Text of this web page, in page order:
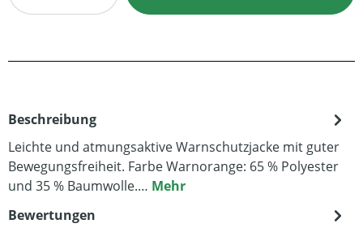
Beschreibung
Leichte und atmungsaktive Warnschutzjacke mit guter
Bewegungsfreiheit. Farbe Warnorange: 65 % Polyester
und 35 % Baumwolle.… Mehr
Bewertungen